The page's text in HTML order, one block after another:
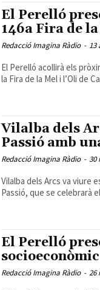
El Perelló
146a Fira de
Redacció Imagina Ràdio - 13
El Perelló acollirà els
la Fira de la Mel i l’Oli de
Vilalba dels
Passió amb
Redacció Imagina Ràdio - 30
Vilalba dels Arcs va viure
Passió, que se celebrarà
El Perelló
Redacció Imagina Ràdio - 26